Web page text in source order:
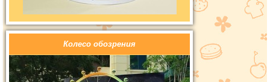
Колесо обозрения